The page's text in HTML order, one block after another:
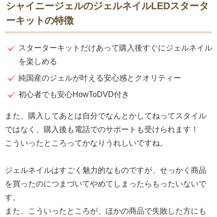
シャイニージェルのジェルネイルLEDスタータ
ーキットの特徴
スターターキットだけあって購入後すぐにジェルネイル
を楽しめる
純国産のジェルが叶える安心感とクオリティー
初心者でも安心HowToDVD付き
また、購入してあとは自分でなんとかしてねってスタイル
ではなく、購入後も電話でのサポートも受けられます！
こういったところってかなりうれしいですね。
ジェルネイルはすごく魅力的なものですが、せっかく商品
を買ったのにつまづいてやめてしまったらもったいないで
す。
また、こういったところが、ほかの商品で失敗した方にも